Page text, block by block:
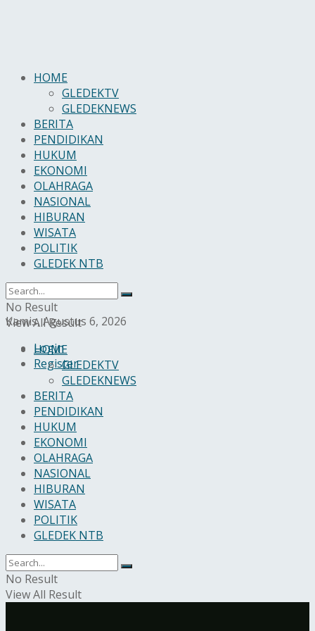
Kamis, Agustus 6, 2026
Login
Register
HOME
GLEDEKTV
GLEDEKNEWS
BERITA
PENDIDIKAN
HUKUM
EKONOMI
OLAHRAGA
NASIONAL
HIBURAN
WISATA
POLITIK
GLEDEK NTB
No Result
View All Result
HOME
GLEDEKTV
GLEDEKNEWS
BERITA
PENDIDIKAN
HUKUM
EKONOMI
OLAHRAGA
NASIONAL
HIBURAN
WISATA
POLITIK
GLEDEK NTB
No Result
View All Result